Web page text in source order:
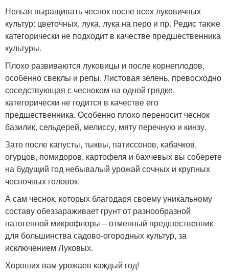
Нельзя выращивать чеснок после всех луковичных
культур: цветочных, лука, лука на перо и пр. Редис также
категорически не подходит в качестве предшественника
культуры.
Плохо развиваются луковицы и после корнеплодов,
особенно свеклы и репы. Листовая зелень, превосходно
соседствующая с чесноком на одной грядке,
категорически не годится в качестве его
предшественника. Особенно плохо переносит чеснок
базилик, сельдерей, мелиссу, мяту перечную и кинзу.
Зато после капусты, тыквы, патиссонов, кабачков,
огурцов, помидоров, картофеля и бахчевых вы соберете
на будущий год небывалый урожай сочных и крупных
чесночных головок.
А сам чеснок, которых благодаря своему уникальному
составу обеззараживает грунт от разнообразной
патогенной микрофлоры – отменный предшественник
для большинства садово-огородных культур, за
исключением Луковых.
Хороших вам урожаев каждый год!